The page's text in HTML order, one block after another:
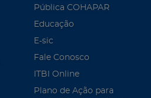
Pública COHAPAR
Educação
E-sic
Fale Conosco
ITBI Online
Plano de Ação para